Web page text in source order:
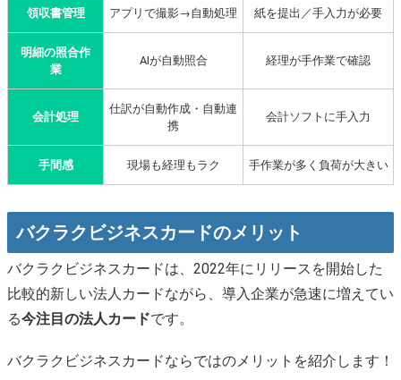
領収書管理 アプリで撮影→自動処理 紙を提出／手入力が必要
明細の照合作
業
AIが自動照合 経理が手作業で確認
会計処理
仕訳が自動作成・自動連
携
会計ソフトに手入力
手間感 現場も経理もラク 手作業が多く負荷が大きい
バクラクビジネスカードのメリット
バクラクビジネスカードは、2022年にリリースを開始した
比較的新しい法人カードながら、導入企業が急速に増えてい
る今注目の法人カードです。
バクラクビジネスカードならではのメリットを紹介します！